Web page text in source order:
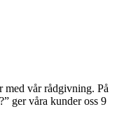
med vår rådgivning. På
ger våra kunder oss 9